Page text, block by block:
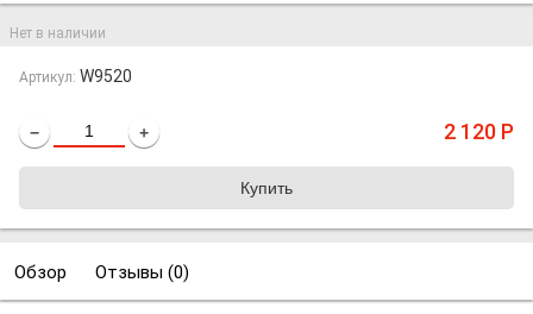
Нет в наличии
Артикул: W9520
− + 2 120 Р
Обзор Отзывы (0)